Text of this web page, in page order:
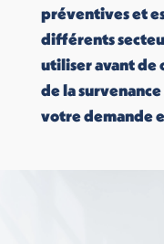
préventives et
différents
utiliser avant de
de la
votre demande